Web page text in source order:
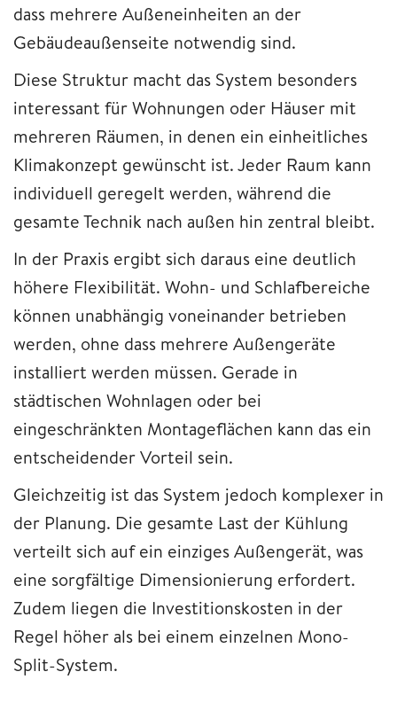
dass mehrere Außeneinheiten an der
Gebäudeaußenseite notwendig sind.
Diese Struktur macht das System besonders
interessant für Wohnungen oder Häuser mit
mehreren Räumen, in denen ein einheitliches
Klimakonzept gewünscht ist. Jeder Raum kann
individuell geregelt werden, während die
gesamte Technik nach außen hin zentral bleibt.
In der Praxis ergibt sich daraus eine deutlich
höhere Flexibilität. Wohn- und Schlafbereiche
können unabhängig voneinander betrieben
werden, ohne dass mehrere Außengeräte
installiert werden müssen. Gerade in
städtischen Wohnlagen oder bei
eingeschränkten Montageflächen kann das ein
entscheidender Vorteil sein.
Gleichzeitig ist das System jedoch komplexer in
der Planung. Die gesamte Last der Kühlung
verteilt sich auf ein einziges Außengerät, was
eine sorgfältige Dimensionierung erfordert.
Zudem liegen die Investitionskosten in der
Regel höher als bei einem einzelnen Mono-
Split-System.